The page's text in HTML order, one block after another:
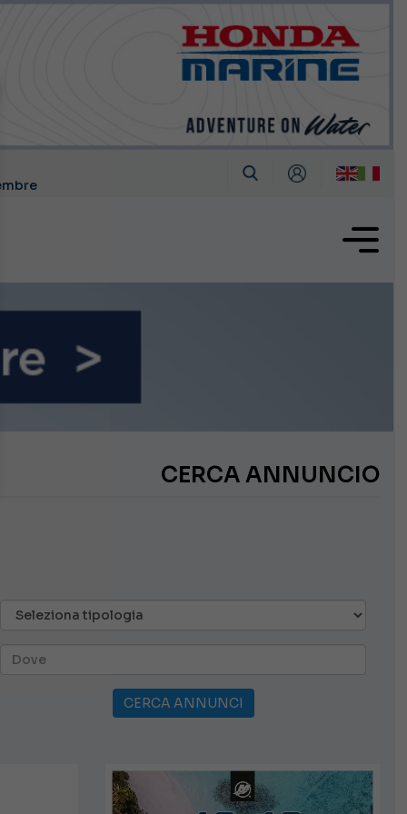
CERCA ANNUNCIO
CERCA ANNUNCI